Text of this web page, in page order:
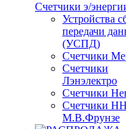
Счетчики э/
Устройства
передачи
(УСПД)
Счетчики
Счетчики
Лэнэлектро
Счетчики
Счетчики
М.В.Фрунзе